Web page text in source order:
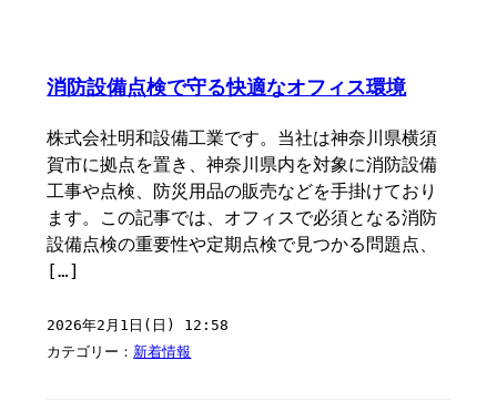
消防設備点検で守る快適なオフィス環境
株式会社明和設備工業です。当社は神奈川県横須
賀市に拠点を置き、神奈川県内を対象に消防設備
工事や点検、防災用品の販売などを手掛けており
ます。この記事では、オフィスで必須となる消防
設備点検の重要性や定期点検で見つかる問題点、
[…]
2026年2月1日(日) 12:58
カテゴリー： 新着情報